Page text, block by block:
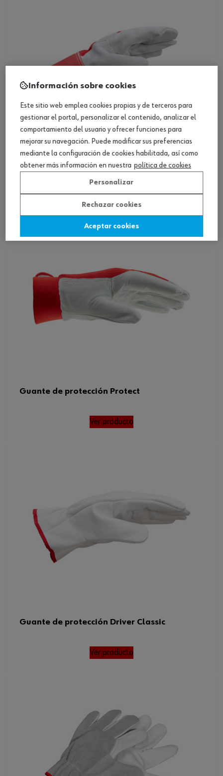
Guante de cuero partido de vacuno
Guante de protección Protect
Ver producto
Guante de protección Driver Classic
Ver producto
Información sobre cookies
Este sitio web emplea cookies propias y de terceros para
gestionar el portal, personalizar el contenido, analizar el
comportamiento del usuario y ofrecer funciones para
mejorar su navegación. Puede modificar sus preferencias
mediante la configuración de cookies habilitada, así como
obtener más información en nuestra política de cookies
Personalizar
Rechazar cookies
Aceptar cookies